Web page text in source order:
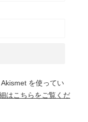
を使ってい
はこちらをご覧くだ